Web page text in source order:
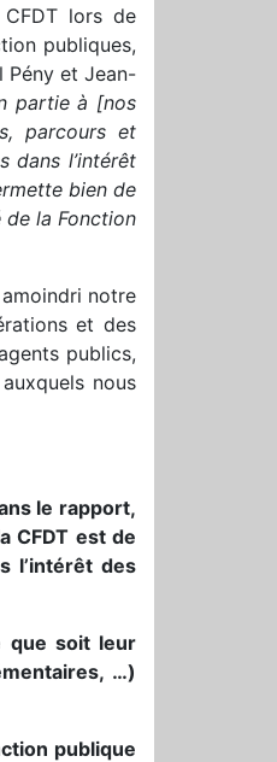
lors de
publiques,
Pény et Jean-
partie à [nos
parcours et
dans l’intérêt
bien de
la Fonction
notre
et des
publics,
nous
le rapport,
CFDT est de
l’intérêt des
que soit leur
…)
publique